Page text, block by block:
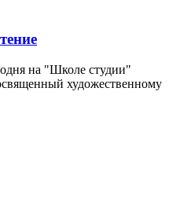
на "Школе студии"
художественному